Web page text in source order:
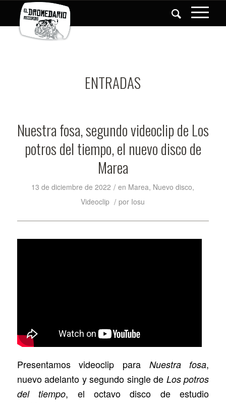
ENTRADAS
Nuestra fosa, segundo videoclip de Los
potros del tiempo, el nuevo disco de
Marea
13 de diciembre de 2022 / en Marea, Nuevo disco,
Videoclip / por Iosu
Presentamos videoclip para Nuestra fosa,
nuevo adelanto y segundo single de Los potros
del tiempo, el octavo disco de estudio